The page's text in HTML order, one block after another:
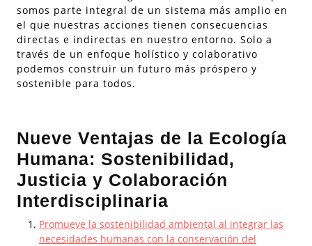
somos parte integral de un sistema más amplio en
el que nuestras acciones tienen consecuencias
directas e indirectas en nuestro entorno. Solo a
través de un enfoque holístico y colaborativo
podemos construir un futuro más próspero y
sostenible para todos.
Nueve Ventajas de la Ecología
Humana: Sostenibilidad,
Justicia y Colaboración
Interdisciplinaria
Promueve la sostenibilidad ambiental al integrar las
necesidades humanas con la conservación del